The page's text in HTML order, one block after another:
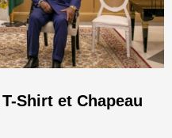
Shirt et Chapeau